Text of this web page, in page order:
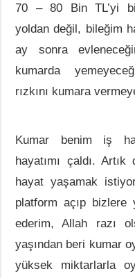
70 – 80 Bin TL’yi
yoldan değil, bileğim
ay sonra
kumarda
rızkını kumara
Kumar benim iş
hayatımı çaldı.
hayat yaşamak
platform açıp bizlere
ederim, Allah razı
yaşından beri kumar
yüksek miktarlarla